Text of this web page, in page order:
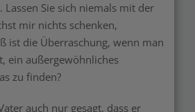
Lassen Sie sich niemals mit der
mir nichts schenken,
ist die Überraschung, wenn man
ein außergewöhnliches
zu finden?
auch nur gesagt, dass er